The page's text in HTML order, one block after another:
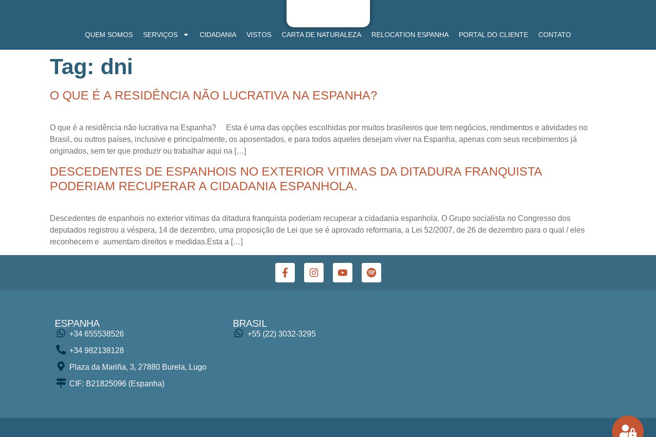
QUEM SOMOS SERVIÇOS CIDADANIA VISTOS CARTA DE NATURALEZA RELOCATION ESPANHA PORTAL DO CLIENTE CONTATO
Tag: dni
O QUE É A RESIDÊNCIA NÃO LUCRATIVA NA ESPANHA?
O que é a residência não lucrativa na Espanha? Esta é uma das opções escolhidas por muitos brasileiros que tem negócios, rendimentos e atividades no
Brasil, ou outros países, inclusive e principalmente, os aposentados, e para todos aqueles desejam viver na Espanha, apenas com seus recebimentos já
originados, sem ter que produzir ou trabalhar aqui na […]
DESCEDENTES DE ESPANHOIS NO EXTERIOR VITIMAS DA DITADURA FRANQUISTA
PODERIAM RECUPERAR A CIDADANIA ESPANHOLA.
Descedentes de espanhois no exterior vitimas da ditadura franquista poderiam recuperar a cidadania espanhola. O Grupo socialista no Congresso dos
deputados registrou a véspera, 14 de dezembro, uma proposição de Lei que se é aprovado reformaria, a Lei 52/2007, de 26 de dezembro para o qual / eles
reconhecem e aumentam direitos e medidas.Esta a […]
ESPANHA
+34 655538526
+34 982138128
Plaza da Mariña, 3, 27880 Burela, Lugo
CIF: B21825096 (Espanha)
BRASIL
+55 (22) 3032-3295